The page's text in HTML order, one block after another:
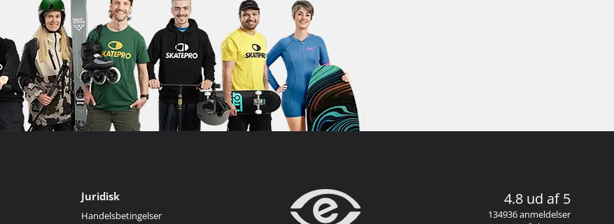
Juridisk
Handelsbetingelser
4.8 ud af 5
134936 anmeldelser